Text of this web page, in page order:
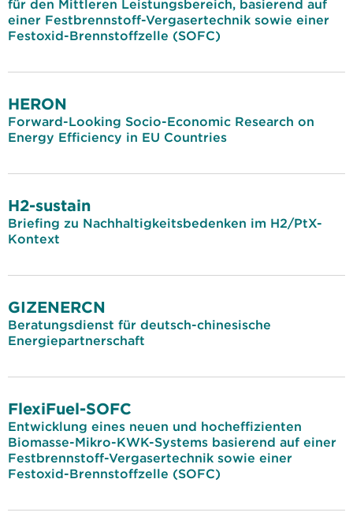
für den Mittleren Leistungsbereich, basierend auf
einer Festbrennstoff-Vergasertechnik sowie einer
Festoxid-Brennstoffzelle (SOFC)
HERON
Forward-Looking Socio-Economic Research on
Energy Efficiency in EU Countries
H2-sustain
Briefing zu Nachhaltigkeitsbedenken im H2/PtX-
Kontext
GIZENERCN
Beratungsdienst für deutsch-chinesische
Energiepartnerschaft
FlexiFuel-SOFC
Entwicklung eines neuen und hocheffizienten
Biomasse-Mikro-KWK-Systems basierend auf einer
Festbrennstoff-Vergasertechnik sowie einer
Festoxid-Brennstoffzelle (SOFC)